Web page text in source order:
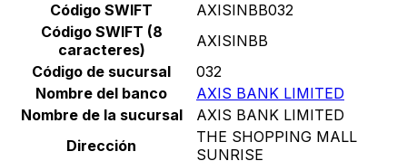
Código SWIFT
AXISINBB032
Código SWIFT (8
caracteres)
AXISINBB
Código de sucursal
032
Nombre del banco
AXIS BANK LIMITED
Nombre de la sucursal
AXIS BANK LIMITED
Dirección
THE SHOPPING MALL
SUNRISE